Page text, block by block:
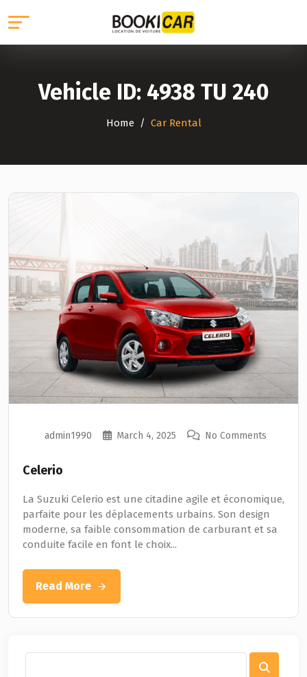
Vehicle ID: 4938 TU 240
Home Car Rental
admin1990 March 4, 2025 No Comments
Celerio
La Suzuki Celerio est une citadine agile et économique,
parfaite pour les déplacements urbains. Son design
moderne, sa faible consommation de carburant et sa
conduite facile en font le choix...
Read More